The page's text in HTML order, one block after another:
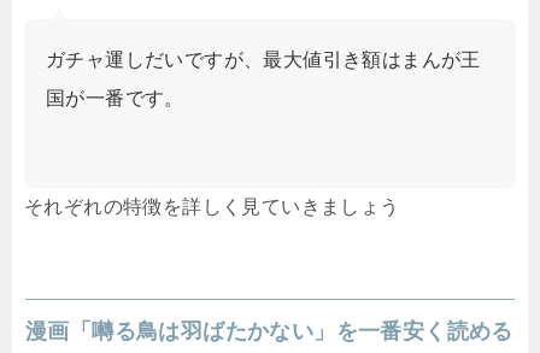
ガチャ運しだいですが、最大値引き額はまんが王
国が一番です。
それぞれの特徴を詳しく見ていきましょう
漫画「囀る鳥は羽ばたかない」を一番安く読める